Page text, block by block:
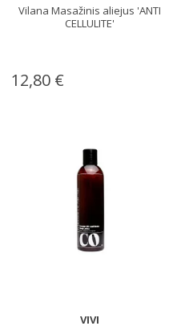
Vilana Masažinis aliejus 'ANTI
CELLULITE'
12,80 €
VIVI